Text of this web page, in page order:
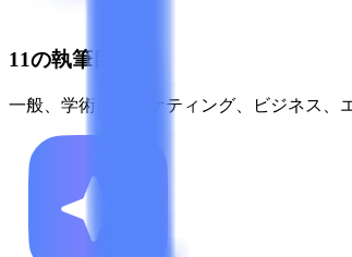
11の執筆目的
一般、学術、マーケティング、ビジネス、